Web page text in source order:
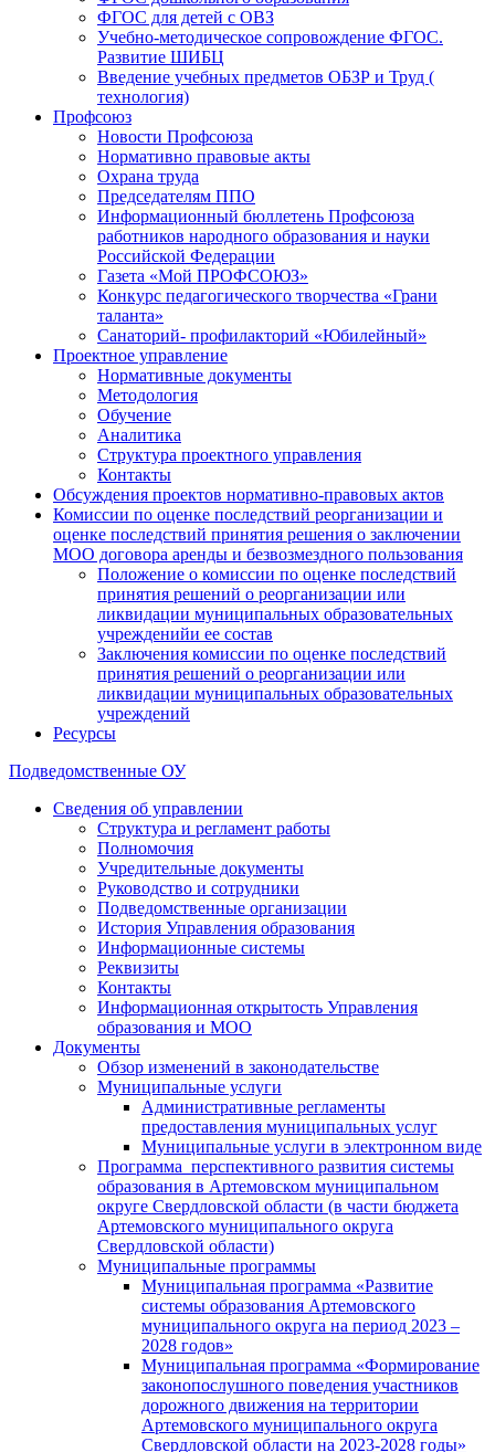
ФГОС для детей с ОВЗ
Учебно-методическое сопровождение ФГОС.
Развитие ШИБЦ
Введение учебных предметов ОБЗР и Труд (
технология)
Профсоюз
Новости Профсоюза
Нормативно правовые акты
Охрана труда
Председателям ППО
Информационный бюллетень Профсоюза
работников народного образования и науки
Российской Федерации
Газета «Мой ПРОФСОЮЗ»
Конкурс педагогического творчества «Грани
таланта»
Санаторий- профилакторий «Юбилейный»
Проектное управление
Нормативные документы
Методология
Обучение
Аналитика
Структура проектного управления
Контакты
Обсуждения проектов нормативно-правовых актов
Комиссии по оценке последствий реорганизации и
оценке последствий принятия решения о заключении
МОО договора аренды и безвозмездного пользования
Положение о комиссии по оценке последствий
принятия решений о реорганизации или
ликвидации муниципальных образовательных
учрежденийи ее состав
Заключения комиссии по оценке последствий
принятия решений о реорганизации или
ликвидации муниципальных образовательных
учреждений
Ресурсы
Подведомственные ОУ
Сведения об управлении
Структура и регламент работы
Полномочия
Учредительные документы
Руководство и сотрудники
Подведомственные организации
История Управления образования
Информационные системы
Реквизиты
Контакты
Информационная открытость Управления
образования и МОО
Документы
Обзор изменений в законодательстве
Муниципальные услуги
Административные регламенты
предоставления муниципальных услуг
Муниципальные услуги в электронном виде
Программа перспективного развития системы
образования в Артемовском муниципальном
округе Свердловской области (в части бюджета
Артемовского муниципального округа
Свердловской области)
Муниципальные программы
Муниципальная программа «Развитие
системы образования Артемовского
муниципального округа на период 2023 –
2028 годов»
Муниципальная программа «Формирование
законопослушного поведения участников
дорожного движения на территории
Артемовского муниципального округа
Свердловской области на 2023-2028 годы»